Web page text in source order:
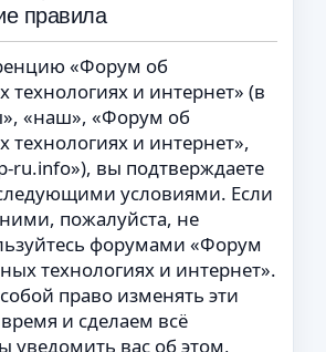
правила
«Форум об
и интернет» (в
«наш», «Форум об
и интернет»,
ru.info»), вы подтверждаете
следующими условиями. Если
пожалуйста, не
форумами «Форум
технологиях и интернет».
право изменять эти
и сделаем всё
уведомить вас об этом,